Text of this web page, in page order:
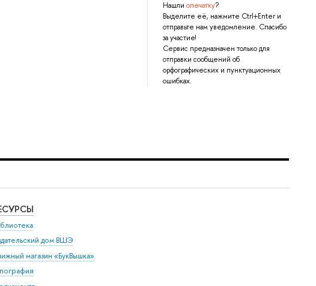
Нашли опечатку?
Выделите её, нажмите Ctrl+Enter и
отправьте нам уведомление. Спасибо
за участие!
Сервис предназначен только для
отправки сообщений об
орфографических и пунктуационных
ошибках.
дом ВШЭ
магазин «БукВышка»